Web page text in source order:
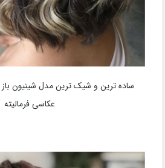
ساده ترین و شیک ترین مدل شینیون
عکاسی فرمالیته